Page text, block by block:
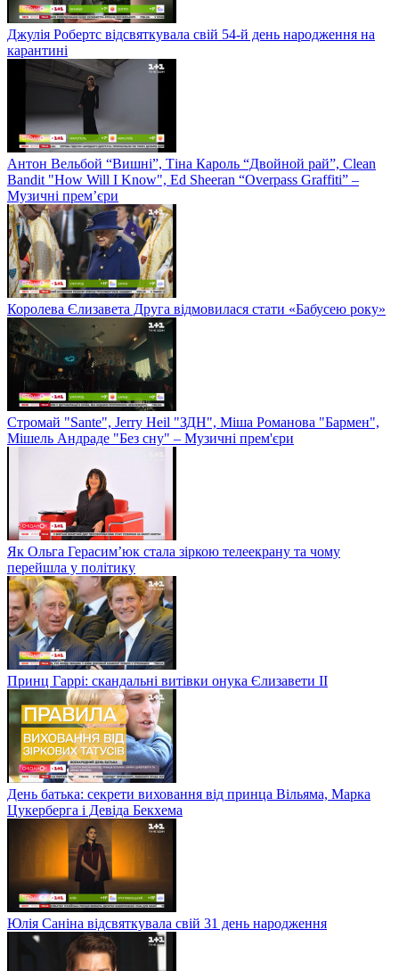
Джулія Робертс відсвяткувала свій 54-й день народження на
карантині
Антон Вельбой “Вишні”, Тіна Кароль “Двойной рай”, Clean
Bandit "How Will I Know", Ed Sheeran “Overpass Graffiti” –
Музичні прем’єри
Королева Єлизавета Друга відмовилася стати «Бабусею року»
Стромай "Sante", Jerry Heil "ЗДН", Міша Романова "Бармен",
Мішель Андраде "Без сну" – Музичні прем'єри
Як Ольга Герасим’юк стала зіркою телеекрану та чому
перейшла у політику
Принц Гаррі: скандальні витівки онука Єлизавети II
День батька: секрети виховання від принца Вільяма, Марка
Цукерберга і Девіда Бекхема
Юлія Саніна відсвяткувала свій 31 день народження